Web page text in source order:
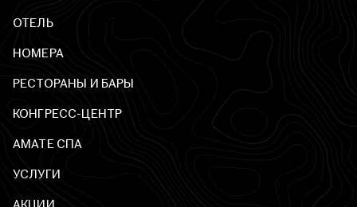
ОТЕЛЬ
НОМЕРА
РЕСТОРАНЫ И БАРЫ
КОНГРЕСС-ЦЕНТР
AМАТЕ СПА
УСЛУГИ